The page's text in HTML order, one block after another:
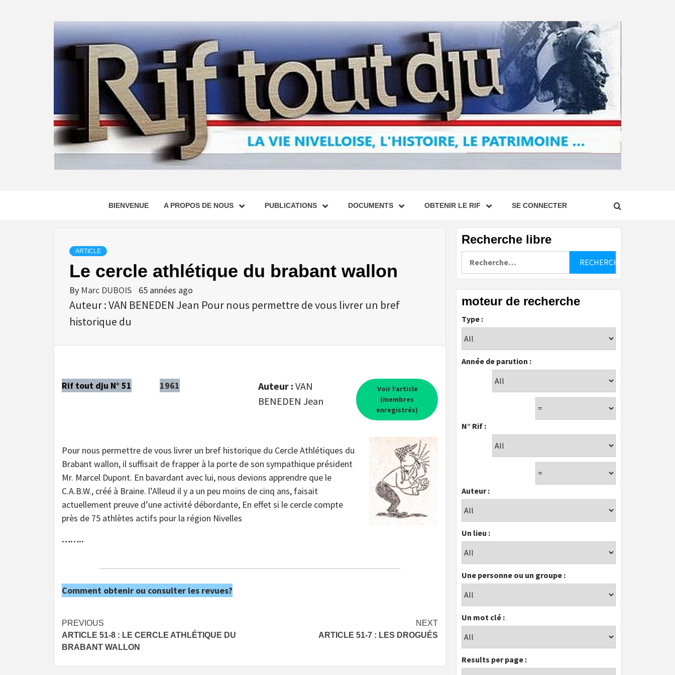
BIENVENUE A PROPOS DE NOUS PUBLICATIONS DOCUMENTS OBTENIR LE RIF SE CONNECTER
ARTICLE
Le cercle athlétique du brabant wallon
By Marc DUBOIS 65 années ago
Auteur : VAN BENEDEN Jean Pour nous permettre de vous livrer un bref
historique du
Rif tout dju N° 51 1961 Auteur : VAN
BENEDEN Jean
Voir l’article
(membres
enregistrés)
Pour nous permettre de vous livrer un bref historique du Cercle Athlétiques du
Brabant wallon, il suffisait de frapper à la porte de son sympathique président
Mr. Marcel Dupont. En bavardant avec lui, nous devions apprendre que le
C.A.B.W., créé à Braine. l’Alleud il y a un peu moins de cinq ans, faisait
actuellement preuve d’une activité débordante, En effet si le cercle compte
près de 75 athlètes actifs pour la région Nivelles
……..
Comment obtenir ou consulter les revues?
Post
navigation
PREVIOUS
ARTICLE 51-8 : LE CERCLE ATHLÉTIQUE DU
BRABANT WALLON
NEXT
ARTICLE 51-7 : LES DROGUÉS
Recherche libre
moteur de recherche
Type :
Année de parution :
N° Rif :
Auteur :
Un lieu :
Une personne ou un groupe :
Un mot clé :
Results per page :